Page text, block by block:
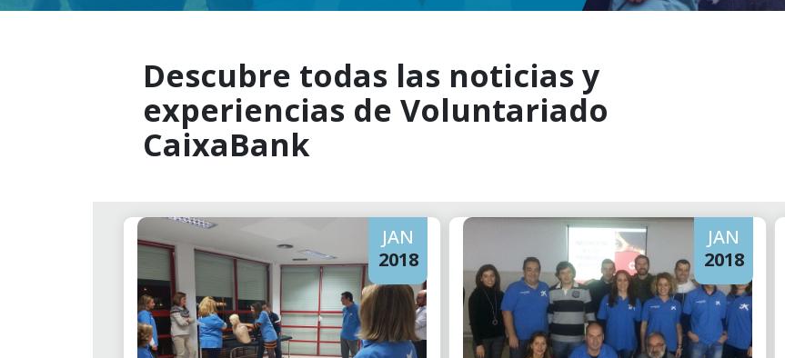
Descubre todas las noticias y
experiencias de Voluntariado
CaixaBank
JAN
2018
JAN
2018